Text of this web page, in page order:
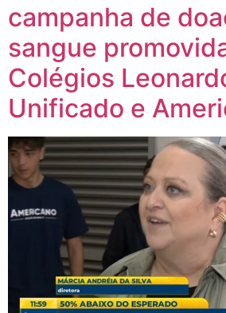
campanha de
sangue
Colégios
Unificado e